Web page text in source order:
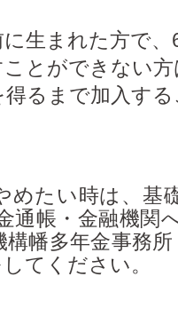
生まれた方で
とができない
得るまで加入す
めたい時は、基
通帳・金融機関
幡多年金事務
てください。